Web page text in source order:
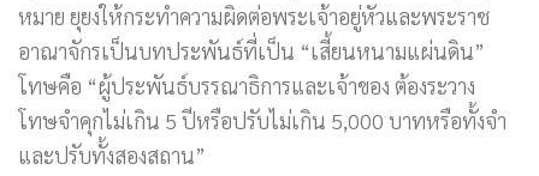
หมาย ยุยงให้กระทำความผิดต่อพระเจ้าอยู่หัวและพระราช
อาณาจักรเป็นบทประพันธ์ที่เป็น “เสี้ยนหนามแผ่นดิน”
โทษคือ “ผู้ประพันธ์บรรณาธิการและเจ้าของ ต้องระวาง
โทษจำคุกไม่เกิน 5 ปีหรือปรับไม่เกิน 5,000 บาทหรือทั้งจำ
และปรับทั้งสองสถาน”